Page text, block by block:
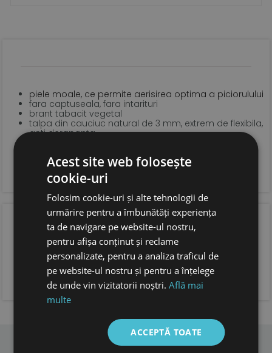
piele moale, ce permite aerisirea optima a piciorulului
fara captuseala, fara intarituri
brant tabacit vegetal
talpa din cauciuc natural de 3 mm, extrem de flexibila,
anti derapanta
sistem de inchidere tip velcro pentru o fixare optima
forma anatomica pentru copii, cu spatiu suficient
pentru degetele.
foarte usoare
OPINIA CLIENTILOR
ADAUGA OPINIA TA
Acest site web folosește
cookie-uri
Folosim cookie-uri și alte tehnologii de
urmărire pentru a îmbunătăți experiența
ta de navigare pe website-ul nostru,
pentru afișa conținut și reclame
personalizate, pentru a analiza traficul de
pe website-ul nostru și pentru a înțelege
de unde vin vizitatorii noștri.Află mai
multe
ACCEPTĂ TOATE